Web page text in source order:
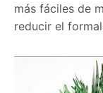
más fáciles de
reducir el